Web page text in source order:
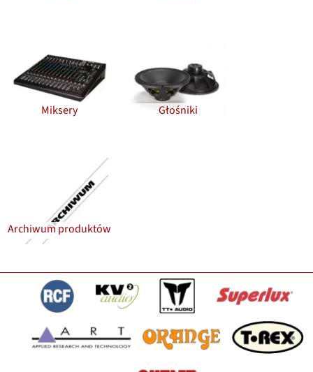
Miksery Głośniki
Archiwum produktów